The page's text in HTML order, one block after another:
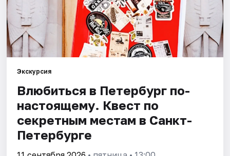
Экскурсии
Спорт
События
Города
Площадки
Артисты
Экскурсия
Влюбиться в Петербург по-
настоящему. Квест по
секретным местам в Санкт-
Петербурге